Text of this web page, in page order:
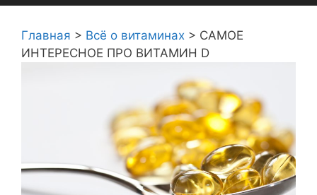
Главная > Всё о витаминах > САМОЕ
ИНТЕРЕСНОЕ ПРО ВИТАМИН D